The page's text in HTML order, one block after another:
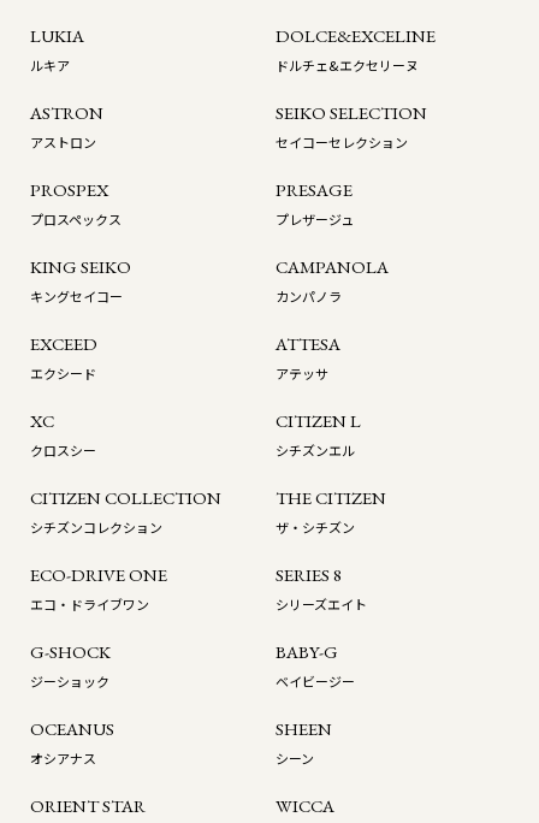
LUKIA
ルキア
DOLCE&EXCELINE
ドルチェ&エクセリーヌ
ASTRON
アストロン
SEIKO SELECTION
セイコーセレクション
PROSPEX
プロスペックス
PRESAGE
プレザージュ
KING SEIKO
キングセイコー
CAMPANOLA
カンパノラ
EXCEED
エクシード
ATTESA
アテッサ
XC
クロスシー
CITIZEN L
シチズンエル
CITIZEN COLLECTION
シチズンコレクション
THE CITIZEN
ザ・シチズン
ECO-DRIVE ONE
エコ・ドライブワン
SERIES 8
シリーズエイト
G-SHOCK
ジーショック
BABY-G
ベイビージー
OCEANUS
オシアナス
SHEEN
シーン
ORIENT STAR WICCA